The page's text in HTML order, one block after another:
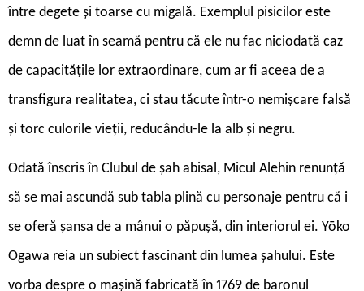
între degete și toarse cu migală. Exemplul pisicilor este
demn de luat în seamă pentru că ele nu fac niciodată caz
de capacitățile lor extraordinare, cum ar fi aceea de a
transfigura realitatea, ci stau tăcute într-o nemișcare falsă
și torc culorile vieții, reducându-le la alb și negru.
Odată înscris în Clubul de șah abisal, Micul Alehin renunță
să se mai ascundă sub tabla plină cu personaje pentru că i
se oferă șansa de a mânui o păpușă, din interiorul ei. Yōko
Ogawa reia un subiect fascinant din lumea șahului. Este
vorba despre o mașină fabricată în 1769 de baronul